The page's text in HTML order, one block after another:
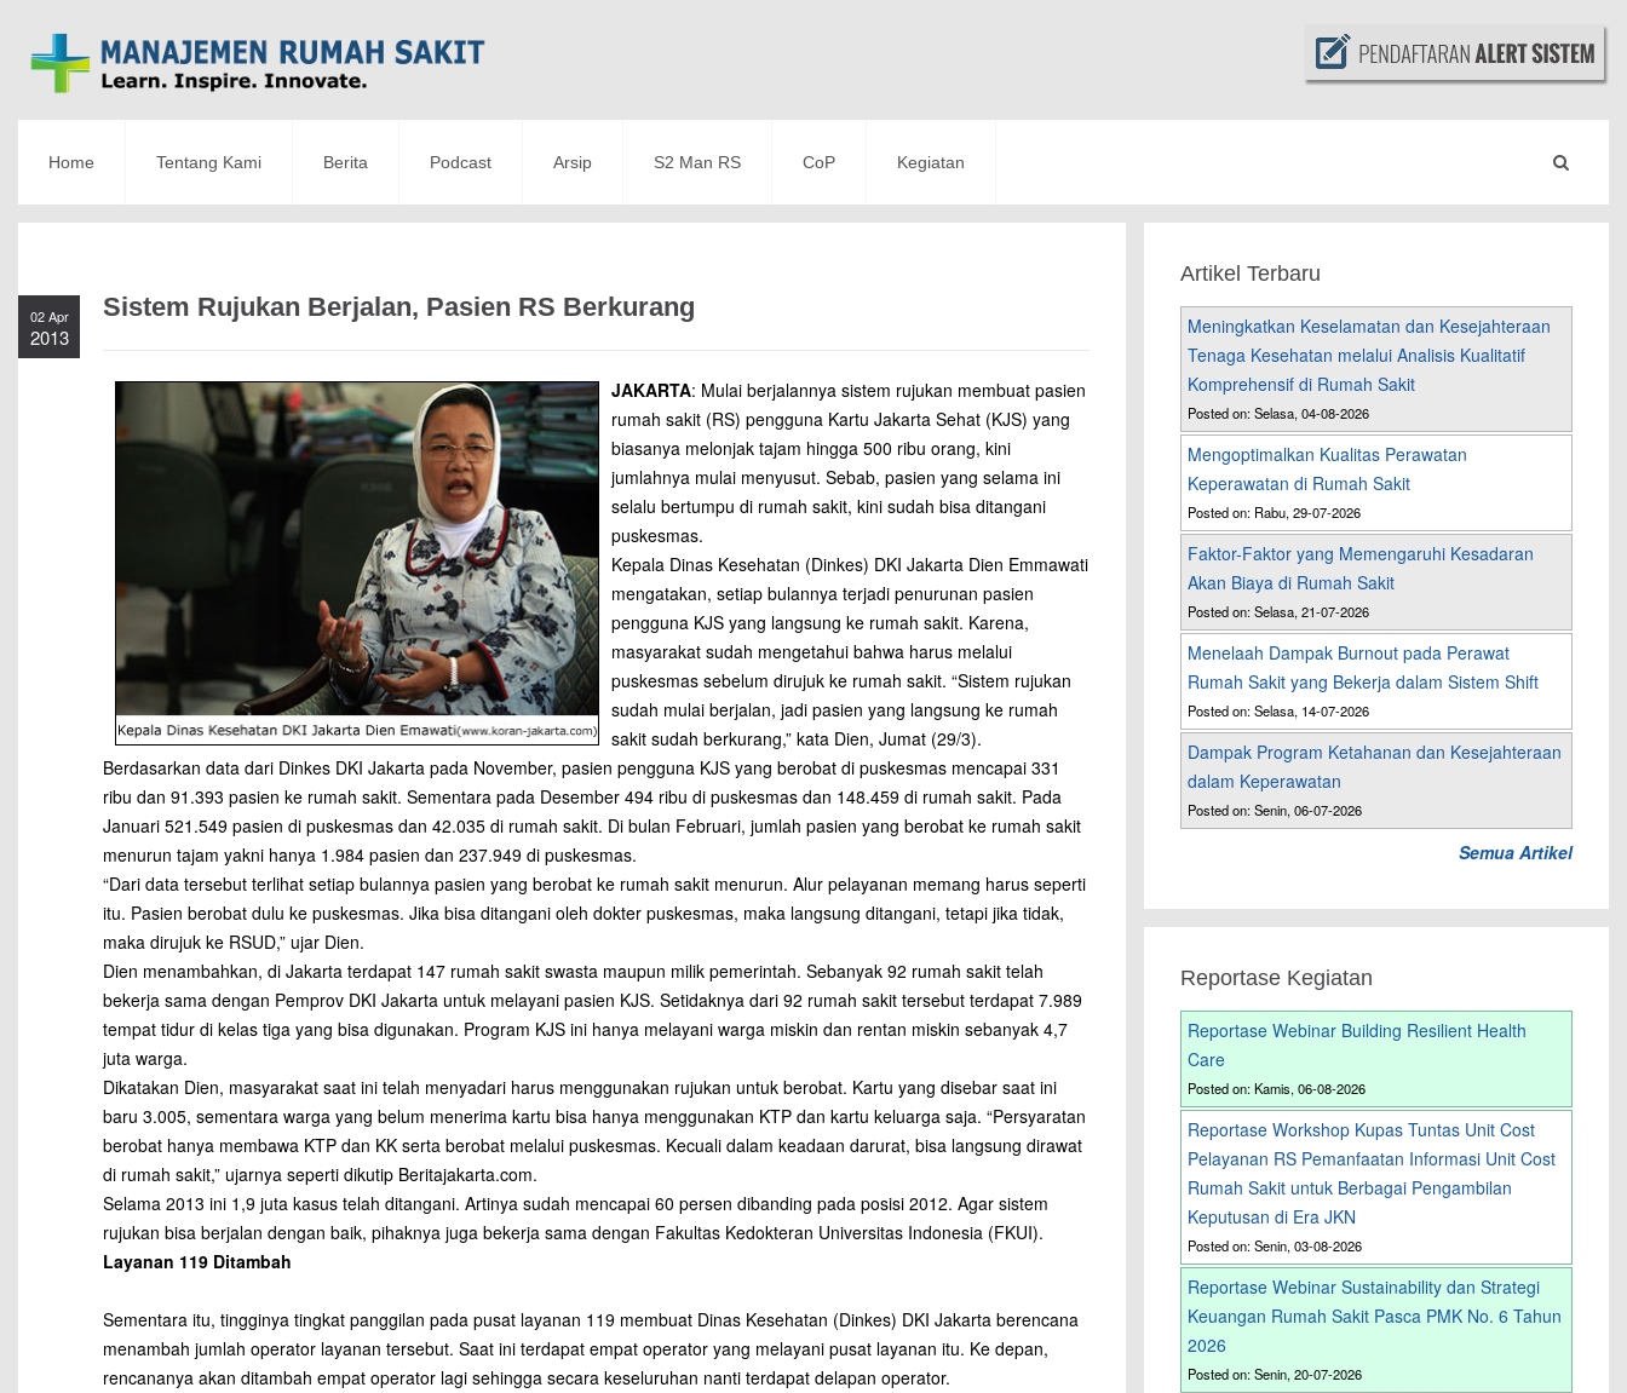
Home Tentang Kami Berita Podcast Arsip S2 Man RS CoP Kegiatan
02 Apr
2013
Sistem Rujukan Berjalan, Pasien RS Berkurang
JAKARTA: Mulai berjalannya sistem rujukan membuat pasien
rumah sakit (RS) pengguna Kartu Jakarta Sehat (KJS) yang
biasanya melonjak tajam hingga 500 ribu orang, kini
jumlahnya mulai menyusut. Sebab, pasien yang selama ini
selalu bertumpu di rumah sakit, kini sudah bisa ditangani
puskesmas.
Kepala Dinas Kesehatan (Dinkes) DKI Jakarta Dien Emmawati
mengatakan, setiap bulannya terjadi penurunan pasien
pengguna KJS yang langsung ke rumah sakit. Karena,
masyarakat sudah mengetahui bahwa harus melalui
puskesmas sebelum dirujuk ke rumah sakit. “Sistem rujukan
sudah mulai berjalan, jadi pasien yang langsung ke rumah
sakit sudah berkurang,” kata Dien, Jumat (29/3).
Berdasarkan data dari Dinkes DKI Jakarta pada November, pasien pengguna KJS yang berobat di puskesmas mencapai 331
ribu dan 91.393 pasien ke rumah sakit. Sementara pada Desember 494 ribu di puskesmas dan 148.459 di rumah sakit. Pada
Januari 521.549 pasien di puskesmas dan 42.035 di rumah sakit. Di bulan Februari, jumlah pasien yang berobat ke rumah sakit
menurun tajam yakni hanya 1.984 pasien dan 237.949 di puskesmas.
“Dari data tersebut terlihat setiap bulannya pasien yang berobat ke rumah sakit menurun. Alur pelayanan memang harus seperti
itu. Pasien berobat dulu ke puskesmas. Jika bisa ditangani oleh dokter puskesmas, maka langsung ditangani, tetapi jika tidak,
maka dirujuk ke RSUD,” ujar Dien.
Dien menambahkan, di Jakarta terdapat 147 rumah sakit swasta maupun milik pemerintah. Sebanyak 92 rumah sakit telah
bekerja sama dengan Pemprov DKI Jakarta untuk melayani pasien KJS. Setidaknya dari 92 rumah sakit tersebut terdapat 7.989
tempat tidur di kelas tiga yang bisa digunakan. Program KJS ini hanya melayani warga miskin dan rentan miskin sebanyak 4,7
juta warga.
Dikatakan Dien, masyarakat saat ini telah menyadari harus menggunakan rujukan untuk berobat. Kartu yang disebar saat ini
baru 3.005, sementara warga yang belum menerima kartu bisa hanya menggunakan KTP dan kartu keluarga saja. “Persyaratan
berobat hanya membawa KTP dan KK serta berobat melalui puskesmas. Kecuali dalam keadaan darurat, bisa langsung dirawat
di rumah sakit,” ujarnya seperti dikutip Beritajakarta.com.
Selama 2013 ini 1,9 juta kasus telah ditangani. Artinya sudah mencapai 60 persen dibanding pada posisi 2012. Agar sistem
rujukan bisa berjalan dengan baik, pihaknya juga bekerja sama dengan Fakultas Kedokteran Universitas Indonesia (FKUI).
Layanan 119 Ditambah
Sementara itu, tingginya tingkat panggilan pada pusat layanan 119 membuat Dinas Kesehatan (Dinkes) DKI Jakarta berencana
menambah jumlah operator layanan tersebut. Saat ini terdapat empat operator yang melayani pusat layanan itu. Ke depan,
rencananya akan ditambah empat operator lagi sehingga secara keseluruhan nanti terdapat delapan operator.
Artikel Terbaru
Meningkatkan Keselamatan dan Kesejahteraan
Tenaga Kesehatan melalui Analisis Kualitatif
Komprehensif di Rumah Sakit
Posted on: Selasa, 04-08-2026
Mengoptimalkan Kualitas Perawatan
Keperawatan di Rumah Sakit
Posted on: Rabu, 29-07-2026
Faktor-Faktor yang Memengaruhi Kesadaran
Akan Biaya di Rumah Sakit
Posted on: Selasa, 21-07-2026
Menelaah Dampak Burnout pada Perawat
Rumah Sakit yang Bekerja dalam Sistem Shift
Posted on: Selasa, 14-07-2026
Dampak Program Ketahanan dan Kesejahteraan
dalam Keperawatan
Posted on: Senin, 06-07-2026
Semua Artikel
Reportase Kegiatan
Reportase Webinar Building Resilient Health
Care
Posted on: Kamis, 06-08-2026
Reportase Workshop Kupas Tuntas Unit Cost
Pelayanan RS Pemanfaatan Informasi Unit Cost
Rumah Sakit untuk Berbagai Pengambilan
Keputusan di Era JKN
Posted on: Senin, 03-08-2026
Reportase Webinar Sustainability dan Strategi
Keuangan Rumah Sakit Pasca PMK No. 6 Tahun
2026
Posted on: Senin, 20-07-2026